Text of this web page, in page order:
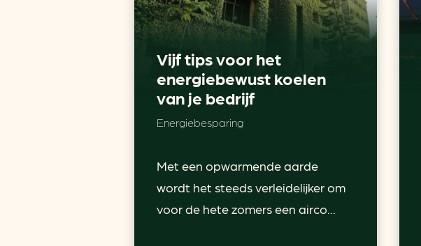
Vijf tips voor het
energiebewust koelen
van je bedrijf
Energiebesparing
Met een opwarmende aarde
wordt het steeds verleidelijker om
voor de hete zomers een airco...